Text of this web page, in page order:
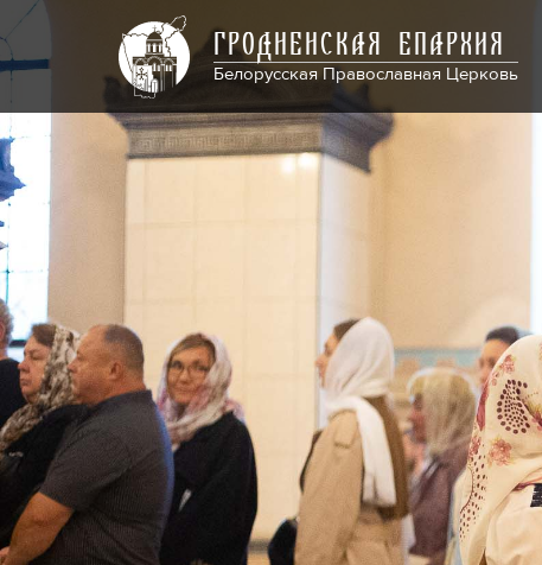
ГРОДНЕНСКАЯ ЕПАРХИЯ
Белорусская Православная Церковь